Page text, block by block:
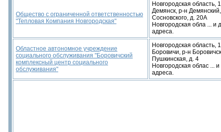
Общество с ограниченной ответственностью
"Тепловая Компания Новгородская"
Новгородская область,
Демянск, р-н
Сосновского, д. 20А
Новгородская обла ... и
адреса.
Областное автономное учреждение
социального обслуживания "Боровичский
комплексный центр социального
обслуживания"
Новгородская область,
Боровичи, р-н
Пушкинская, д. 4
Новгородская облас ... и
адреса.